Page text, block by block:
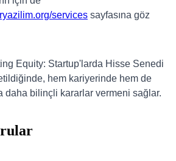
services sayfasına göz
Equity: Startup'larda Hisse Senedi
hem kariyerinde hem de
daha bilinçli kararlar vermeni sağlar.